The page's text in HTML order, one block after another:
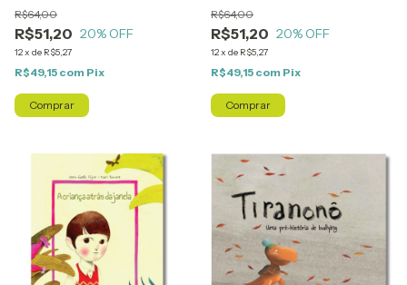
R$51,20
R$64,00
20% OFF
12x de R$5,27
R$49,15 com Pix
R$51,20
R$64,00
20% OFF
12x de R$5,27
R$49,15 com Pix